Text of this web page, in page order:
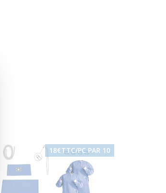
18€TTC/PC PAR 10